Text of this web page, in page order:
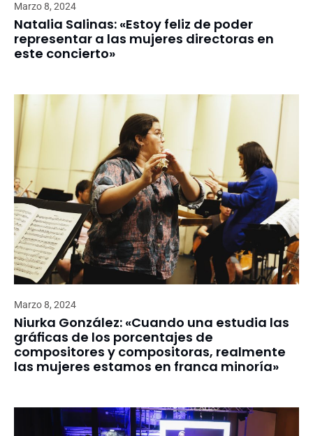
Marzo 8, 2024
Natalia Salinas: «Estoy feliz de poder
representar a las mujeres directoras en
este concierto»
Marzo 8, 2024
Niurka González: «Cuando una estudia las
gráficas de los porcentajes de
compositores y compositoras, realmente
las mujeres estamos en franca minoría»